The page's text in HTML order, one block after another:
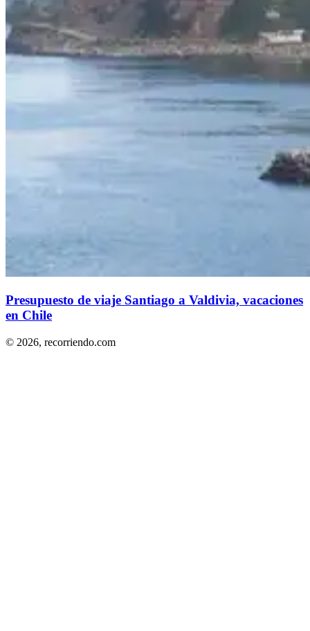
Presupuesto de viaje Santiago a Valdivia, vacaciones
en Chile
© 2026, recorriendo.com